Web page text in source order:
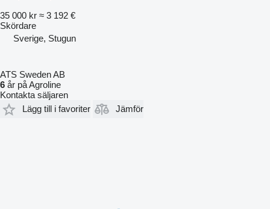
35 000 kr ≈ 3 192 €
Skördare
Sverige, Stugun
ATS Sweden AB
6 år på Agroline
Kontakta säljaren
Lägg till i favoriter
Jämför